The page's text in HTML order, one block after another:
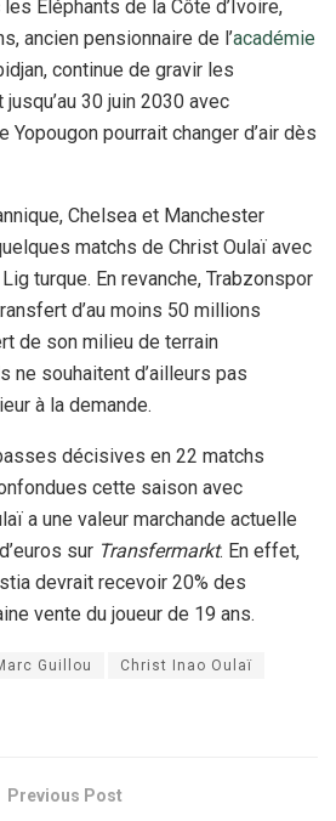
Éléphants de la Côte d’Ivoire,
ancien pensionnaire de l’académie
continue de gravir les
30 juin 2030 avec
Yopougon pourrait changer d’air dès
Chelsea et Manchester
matchs de Christ Oulaï avec
turque. En revanche, Trabzonspor
d’au moins 50 millions
de son milieu de terrain
ne souhaitent d’ailleurs pas
à la demande.
décisives en 22 matchs
cette saison avec
a une valeur marchande actuelle
sur Transfermarkt. En effet,
devrait recevoir 20% des
vente du joueur de 19 ans.
Guillou Christ Inao Oulaï
Previous Post